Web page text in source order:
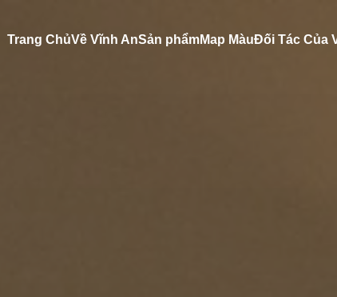
Trang ChủVề Vĩnh AnSản phẩmMap MàuĐối Tác Của